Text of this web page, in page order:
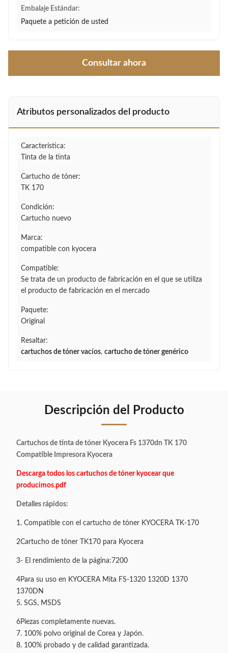
Embalaje Estándar:
Paquete a petición de usted
Consultar ahora
Atributos personalizados del producto
Característica:
Tinta de la tinta
Cartucho de tóner:
TK 170
Condición:
Cartucho nuevo
Marca:
compatible con kyocera
Compatible:
Se trata de un producto de fabricación en el que se utiliza
el producto de fabricación en el mercado
Paquete:
Original
Resaltar:
cartuchos de tóner vacíos, cartucho de tóner genérico
Descripción del Producto
Cartuchos de tinta de tóner Kyocera Fs 1370dn TK 170
Compatible Impresora Kyocera
Descarga todos los cartuchos de tóner kyocear que
producimos.pdf
Detalles rápidos:
1. Compatible con el cartucho de tóner KYOCERA TK-170
2Cartucho de tóner TK170 para Kyocera
3- El rendimiento de la página:7200
4Para su uso en KYOCERA Mita FS-1320 1320D 1370
1370DN
5. SGS, MSDS
6Piezas completamente nuevas.
7. 100% polvo original de Corea y Japón.
8. 100% probado y de calidad garantizada.